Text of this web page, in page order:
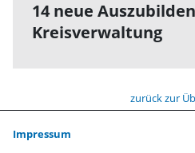
14 neue
Kreisverwaltung
zurück zur
Impressum